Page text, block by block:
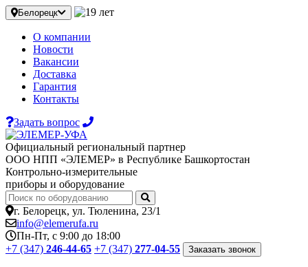
Белорецк
О компании
Новости
Вакансии
Доставка
Гарантия
Контакты
Задать вопрос
Официальный региональный партнер
ООО НПП «ЭЛЕМЕР» в Республике Башкортостан
Контрольно-измерительные
приборы и оборудование
г. Белорецк, ул. Тюленина, 23/1
info@elemerufa.ru
Пн-Пт, с 9:00 до 18:00
+7 (347) 246-44-65 +7 (347) 277-04-55 Заказать звонок